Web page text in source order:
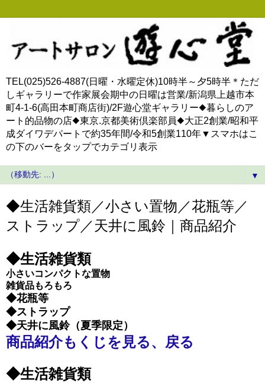
TEL(025)526-4887(日曜・水曜定休)10時半～夕5時半＊ただ
しギャラリーで作家展会期中の日曜は営業/新潟県上越市本
町4-1-6(高田本町商店街)/2F遊心堂ギャラリー◆暮らしのア
ート的品物の店◆東京.京都美術倶楽部員◆大正2創業/昭和平
成ダイワデパートで約35年間/令和5創業110年▼スマホはこ
の下のバーをタップでカテゴリ表示
▼
◆生活雑貨類／小さい置物／花瓶等／
ストラップ／天井に風鈴｜商品紹介
◆生活雑貨類
小さいコンパクトな置物
雑貨品もろもろ
◆花瓶等
◆ストラップ
◆天井に風鈴（夏季限定）
商品紹介もくじを見る、戻る
◆生活雑貨類